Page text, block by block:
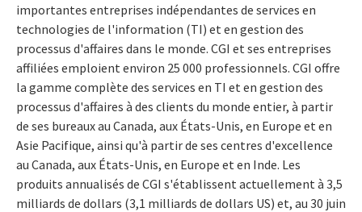
importantes entreprises indépendantes de services en
technologies de l'information (TI) et en gestion des
processus d'affaires dans le monde. CGI et ses entreprises
affiliées emploient environ 25 000 professionnels. CGI offre
la gamme complète des services en TI et en gestion des
processus d'affaires à des clients du monde entier, à partir
de ses bureaux au Canada, aux États-Unis, en Europe et en
Asie Pacifique, ainsi qu'à partir de ses centres d'excellence
au Canada, aux États-Unis, en Europe et en Inde. Les
produits annualisés de CGI s'établissent actuellement à 3,5
milliards de dollars (3,1 milliards de dollars US) et, au 30 juin